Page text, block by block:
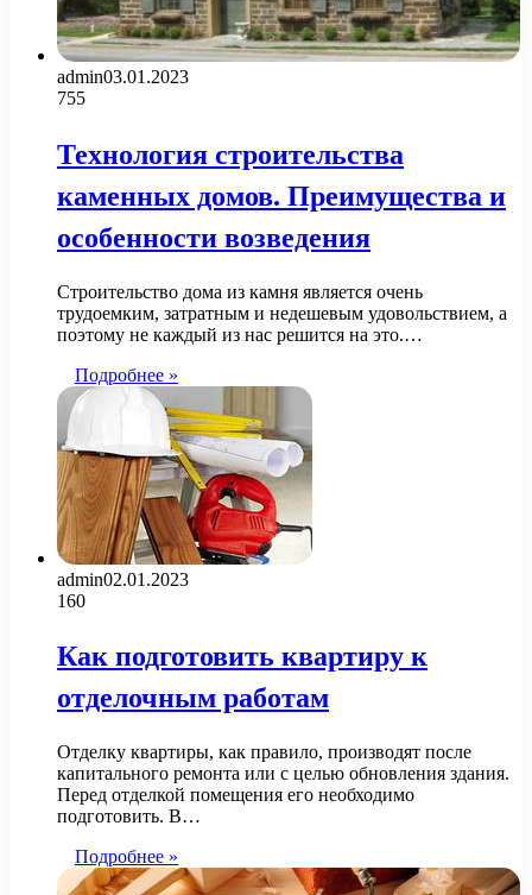
admin03.01.2023
755
Технология строительства
каменных домов. Преимущества и
особенности возведения
Строительство дома из камня является очень
трудоемким, затратным и недешевым удовольствием, а
поэтому не каждый из нас решится на это.…
Подробнее »
admin02.01.2023
160
Как подготовить квартиру к
отделочным работам
Отделку квартиры, как правило, производят после
капитального ремонта или с целью обновления здания.
Перед отделкой помещения его необходимо
подготовить. В…
Подробнее »